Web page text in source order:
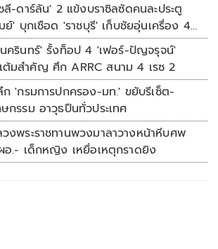
ลี-ดาร์ลัน' 2 แข้งบราซิลซัดคนละประตู
ย์' บุกเชือด 'ราชบุรี' เก็บชัยอุ่นเครื่อง 4
ด
ครินทร์' รั้งท็อป 4 'เฟอร์-ปัญจรุจน์'
ต้มสำคัญ ศึก ARRC สนาม 4 เรซ 2
ก 'กรมการปกครอง-มท.' ขยับรีเซ็ต-
ษกรรม อาวุธปืนทั่วประเทศ
วงพระราชทานพวงมาลาวางหน้าหีบศพ
อ.- เด็กหญิง เหยื่อเหตุกราดยิง